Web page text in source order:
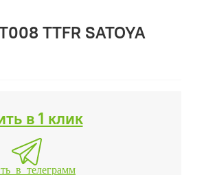
TTFR SATOYA
в 1 клик
в телеграмм